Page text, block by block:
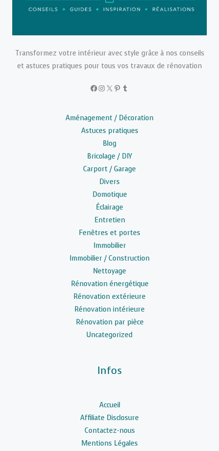
Transformez votre intérieur avec style grâce à nos conseils
et astuces pratiques pour tous vos travaux de rénovation
Facebook
Instagram
X Pinterest
Tumblr
Aménagement / Décoration
Astuces pratiques
Blog
Bricolage / DIY
Carport / Garage
Divers
Domotique
Éclairage
Entretien
Fenêtres et portes
Immobilier
Immobilier / Construction
Nettoyage
Rénovation énergétique
Rénovation extérieure
Rénovation intérieure
Rénovation par pièce
Uncategorized
Infos
Accueil
Affiliate Disclosure
Contactez-nous
Mentions Légales